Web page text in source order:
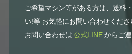
ご希望マシン等がある方は、送料
い!等 お気軽にお問い合わせくださ
お問い合わせは 公式LINEからご連